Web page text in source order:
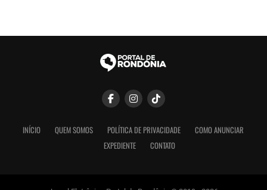
INÍCIO QUEM SOMOS POLÍTICA DE PRIVACIDADE
COMO ANUNCIAR
EXPEDIENTE
CONTATO